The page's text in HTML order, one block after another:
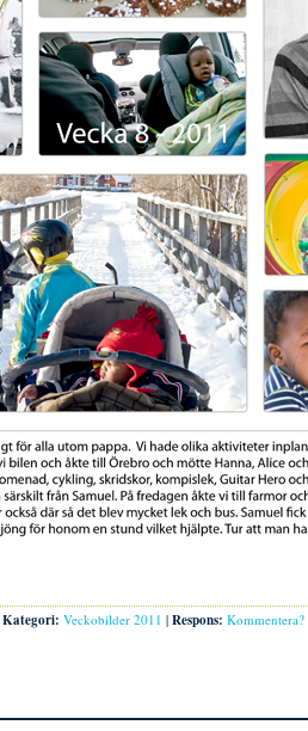
Kategori: Veckobilder 2011 | Respons: Kommentera?